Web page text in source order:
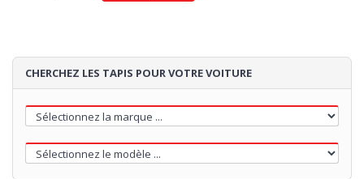
CHERCHEZ LES TAPIS POUR VOTRE VOITURE